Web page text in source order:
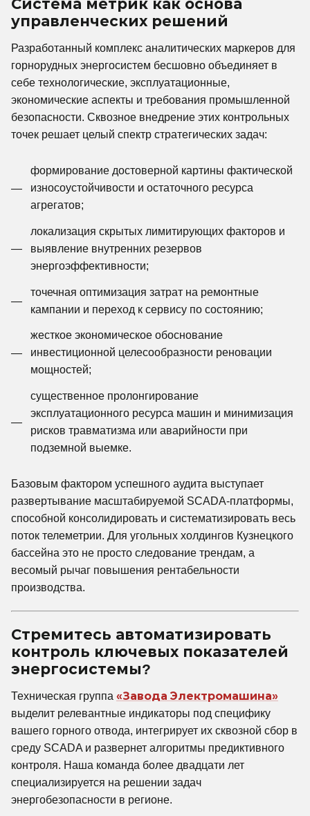
Система метрик как основа
управленческих решений
Разработанный комплекс аналитических маркеров для
горнорудных энергосистем бесшовно объединяет в
себе технологические, эксплуатационные,
экономические аспекты и требования промышленной
безопасности. Сквозное внедрение этих контрольных
точек решает целый спектр стратегических задач:
формирование достоверной картины фактической
износоустойчивости и остаточного ресурса
агрегатов;
локализация скрытых лимитирующих факторов и
выявление внутренних резервов
энергоэффективности;
точечная оптимизация затрат на ремонтные
кампании и переход к сервису по состоянию;
жесткое экономическое обоснование
инвестиционной целесообразности реновации
мощностей;
существенное пролонгирование
эксплуатационного ресурса машин и минимизация
рисков травматизма или аварийности при
подземной выемке.
Базовым фактором успешного аудита выступает
развертывание масштабируемой SCADA-платформы,
способной консолидировать и систематизировать весь
поток телеметрии. Для угольных холдингов Кузнецкого
бассейна это не просто следование трендам, а
весомый рычаг повышения рентабельности
производства.
Стремитесь автоматизировать
контроль ключевых показателей
энергосистемы?
Техническая группа «Завода Электромашина»
выделит релевантные индикаторы под специфику
вашего горного отвода, интегрирует их сквозной сбор в
среду SCADA и развернет алгоритмы предиктивного
контроля. Наша команда более двадцати лет
специализируется на решении задач
энергобезопасности в регионе.